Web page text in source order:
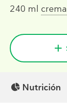
240 ml
Nutrición